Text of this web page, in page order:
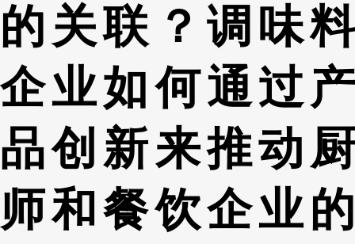
的关联？调味料
企业如何通过产
品创新来推动厨
师和餐饮企业的